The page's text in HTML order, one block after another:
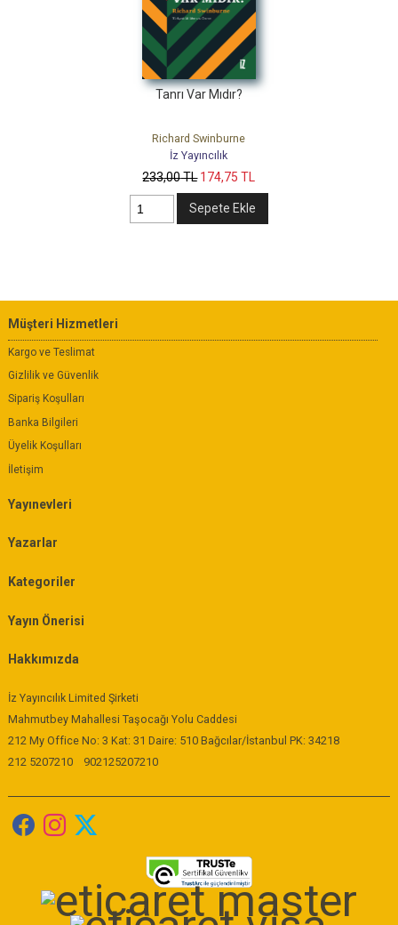
Tanrı Var Mıdır?
Richard Swinburne
İz Yayıncılık
233,00TL 174,75 TL
Sepete Ekle
Müşteri Hizmetleri
Kargo ve Teslimat
Gizlilik ve Güvenlik
Sipariş Koşulları
Banka Bilgileri
Üyelik Koşulları
İletişim
Yayınevleri
Yazarlar
Kategoriler
Yayın Önerisi
Hakkımızda
İz Yayıncılık Limited Şirketi
Mahmutbey Mahallesi Taşocağı Yolu Caddesi
212 My Office No: 3 Kat: 31 Daire: 510 Bağcılar/İstanbul PK: 34218
212 5207210
902125207210